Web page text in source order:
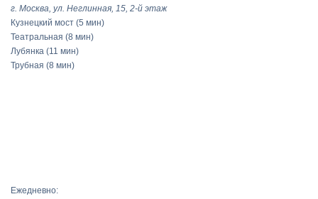
г. Москва, ул. Неглинная, 15, 2-й этаж
Кузнецкий мост (5 мин)
Театральная (8 мин)
Лубянка (11 мин)
Трубная (8 мин)
Ежедневно: